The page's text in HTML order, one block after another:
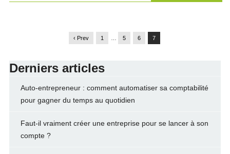
‹ Prev 1 5 6 7
Derniers articles
Auto-entrepreneur : comment automatiser sa comptabilité
pour gagner du temps au quotidien
Faut-il vraiment créer une entreprise pour se lancer à son
compte ?